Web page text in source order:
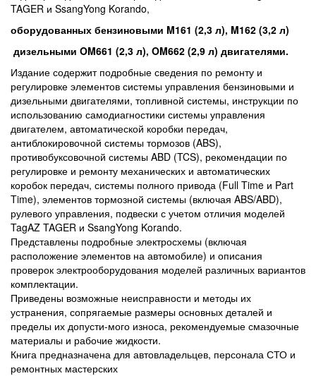
TAGER и SsangYong Korando,
оборудованных бензиновыми M161 (2,3 л), M162 (3,2 л)
дизельными OM661 (2,3 л), OM662 (2,9 л) двигателями.
Издание содержит подробные сведения по ремонту и
регулировке элементов системы управления бензиновыми и
дизельными двигателями, топливной системы, инструкции по
использованию самодиагностики системы управления
двигателем, автоматической коробки передач,
антиблокировочной системы тормозов (ABS),
противобуксовочной системы ABD (TCS), рекомендации по
регулировке и ремонту механических и автоматических
коробок передач, системы полного привода (Full Time и Part
Time), элементов тормозной системы (включая ABS/ABD),
рулевого управления, подвески с учетом отличия моделей
TagAZ TAGER и SsangYong Korando.
Представлены подробные электросхемы (включая
расположение элементов на автомобиле) и описания
проверок электрооборудования моделей различных вариантов
комплектации.
Приведены возможные неисправности и методы их
устранения, сопрягаемые размеры основных деталей и
пределы их допусти-мого износа, рекомендуемые смазочные
материалы и рабочие жидкости.
Книга предназначена для автовладельцев, персонала СТО и
ремонтных мастерских